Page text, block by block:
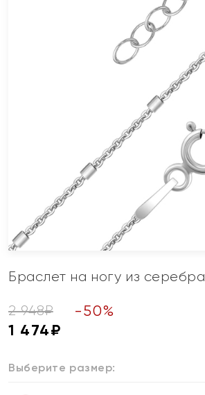
Браслет на ногу из серебра
2 948₽ -50%
1 474₽
Выберите размер: